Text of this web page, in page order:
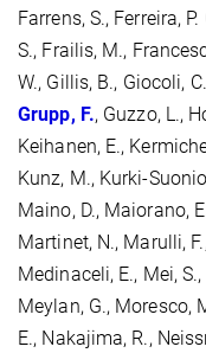
Farrens, S., Ferreira,
S., Frailis, M.,
W., Gillis, B., Giocoli,
Grupp, F., Guzzo, L.,
Keihanen, E.,
Kunz, M., Kurki-
Maino, D., Maiorano,
Martinet, N., Marulli,
Medinaceli, E., Mei,
Meylan, G., Moresco,
E., Nakajima, R.,